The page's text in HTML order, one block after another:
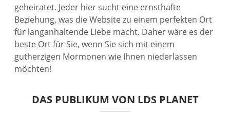
geheiratet. Jeder hier sucht eine ernsthafte
Beziehung, was die Website zu einem perfekten Ort
für langanhaltende Liebe macht. Daher wäre es der
beste Ort für Sie, wenn Sie sich mit einem
gutherzigen Mormonen wie Ihnen niederlassen
möchten!
DAS PUBLIKUM VON LDS PLANET